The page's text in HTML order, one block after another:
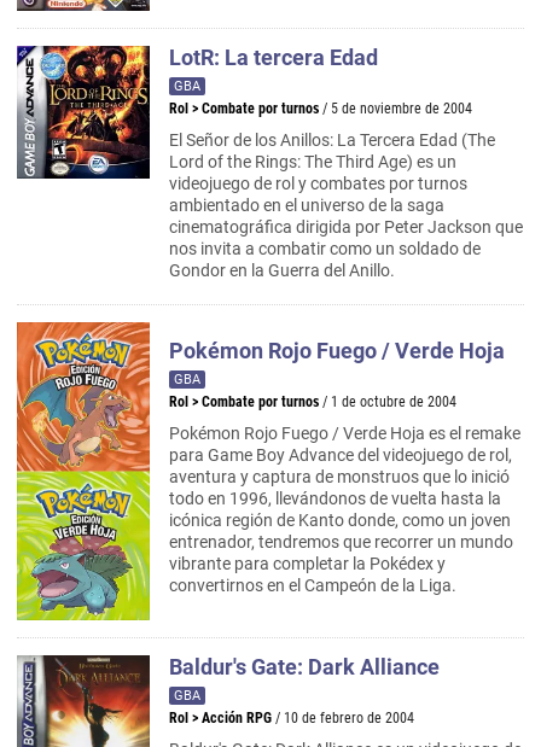
LotR: La tercera Edad
GBA
Rol > Combate por turnos / 5 de noviembre de 2004
El Señor de los Anillos: La Tercera Edad (The
Lord of the Rings: The Third Age) es un
videojuego de rol y combates por turnos
ambientado en el universo de la saga
cinematográfica dirigida por Peter Jackson que
nos invita a combatir como un soldado de
Gondor en la Guerra del Anillo.
Pokémon Rojo Fuego / Verde Hoja
GBA
Rol > Combate por turnos / 1 de octubre de 2004
Pokémon Rojo Fuego / Verde Hoja es el remake
para Game Boy Advance del videojuego de rol,
aventura y captura de monstruos que lo inició
todo en 1996, llevándonos de vuelta hasta la
icónica región de Kanto donde, como un joven
entrenador, tendremos que recorrer un mundo
vibrante para completar la Pokédex y
convertirnos en el Campeón de la Liga.
Baldur's Gate: Dark Alliance
GBA
Rol > Acción RPG / 10 de febrero de 2004